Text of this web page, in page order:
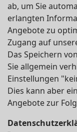
ab, um Sie
erlangten
Angebote zu
Zugang auf
Das Speichern
Sie allgemein
Einstellungen
Dies kann aber
Angebote zur